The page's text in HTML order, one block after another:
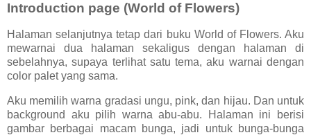
Introduction page (World of Flowers)
Halaman selanjutnya tetap dari buku World of Flowers. Aku
mewarnai dua halaman sekaligus dengan halaman di
sebelahnya, supaya terlihat satu tema, aku warnai dengan
color palet yang sama.
Aku memilih warna gradasi ungu, pink, dan hijau. Dan untuk
background aku pilih warna abu-abu. Halaman ini berisi
gambar berbagai macam bunga, jadi untuk bunga-bunga